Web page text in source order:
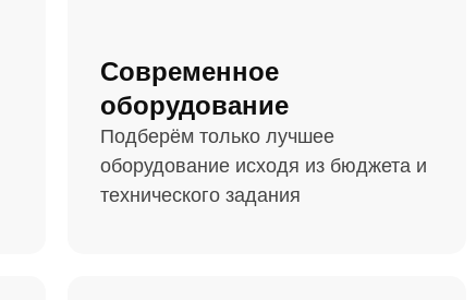
Современное
оборудование
Подберём только лучшее
оборудование исходя из бюджета и
технического задания